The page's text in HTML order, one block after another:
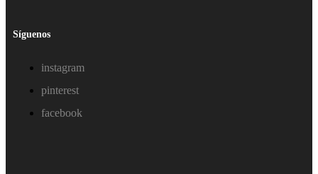
Síguenos
instagram
pinterest
facebook